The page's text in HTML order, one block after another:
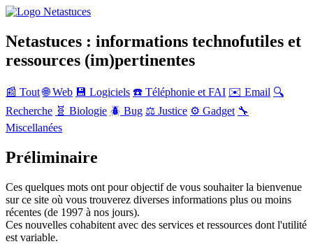
Netastuces : informations technofutiles et
ressources (im)pertinentes
📰 Tout 🌐 Web 💾 Logiciels ☎️ Téléphonie et FAI ✉️ Email 🔍
Recherche 🧬 Biologie 🪲 Bug ⚖️ Justice ⚙️ Gadget 🔧
Miscellanées
Préliminaire
Ces quelques mots ont pour objectif de vous souhaiter la bienvenue
sur ce site où vous trouverez diverses informations plus ou moins
récentes (de 1997 à nos jours).
Ces nouvelles cohabitent avec des services et ressources dont l'utilité
est variable.